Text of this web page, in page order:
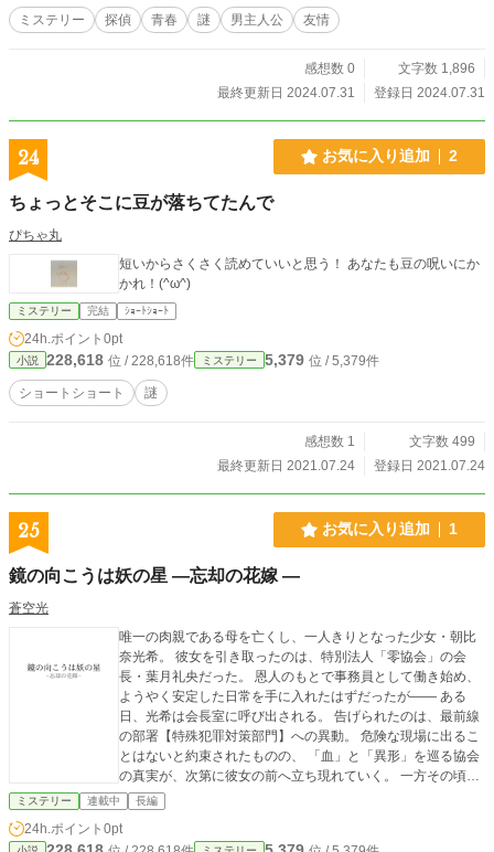
ミステリー 探偵 青春 謎 男主人公 友情
感想数 0
文字数 1,896
最終更新日 2024.07.31
登録日 2024.07.31
24 お気に入り追加 2
ちょっとそこに豆が落ちてたんで
ぴちゃ丸
短いからさくさく読めていいと思う！ あなたも豆の呪いにか
かれ！(^ω^)
ミステリー 完結 ｼｮｰﾄｼｮｰﾄ
24h.ポイント 0pt
小説 228,618 位 / 228,618件 ミステリー 5,379 位 / 5,379件
ショートショート 謎
感想数 1
文字数 499
最終更新日 2021.07.24
登録日 2021.07.24
25 お気に入り追加 1
鏡の向こうは妖の星 ―忘却の花嫁 ―
蒼空光
唯一の肉親である母を亡くし、一人きりとなった少女・朝比
奈光希。 彼女を引き取ったのは、特別法人「零協会」の会
長・葉月礼央だった。 恩人のもとで事務員として働き始め、
ようやく安定した日常を手に入れたはずだったが―― ある
日、光希は会長室に呼び出される。 告げられたのは、最前線
の部署【特殊犯罪対策部門】への異動。 危険な現場に出るこ
とはないと約束されたものの、 「血」と「異形」を巡る協会
の真実が、次第に彼女の前へ立ち現れていく。 一方その頃、
異星「黒妖星」では、 孤高の純血ヴァンパイア・宮凪和葉が
運命を変える血の味を口にしていた――。 人とヴァンパイ
ア、二つの星を繋ぐ“鏡穴”が開く時、封じられた記憶が目を覚
ミステリー 連載中 長編
24h.ポイント 0pt